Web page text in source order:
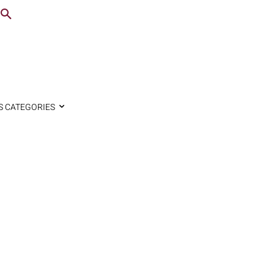
CATEGORIES